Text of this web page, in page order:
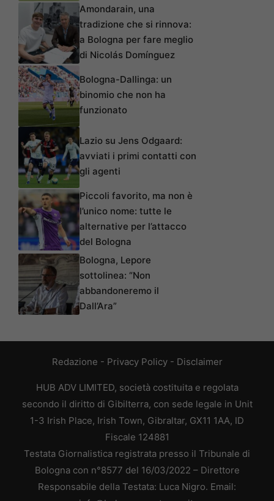
Amondarain, una
tradizione che si rinnova:
a Bologna per fare meglio
di Nicolás Domínguez
Bologna-Dallinga: un
binomio che non ha
funzionato
Lazio su Jens Odgaard:
avviati i primi contatti con
gli agenti
Piccoli favorito, ma non è
l’unico nome: tutte le
alternative per l’attacco
del Bologna
Bologna, Lepore
sottolinea: “Non
abbandoneremo il
Dall’Ara”
Redazione - Privacy Policy- Disclaimer
HUB ADV LIMITED, società costituita e regolata
secondo il diritto di Gibilterra, con sede legale in Unit
1-3 Irish Place, Irish Town, Gibraltar, GX11 1AA, ID
Fiscale 124881
Testata Giornalistica registrata presso il Tribunale di
Bologna con n°8577 del 16/03/2022 – Direttore
Responsabile della Testata: Luca Nigro. Email: